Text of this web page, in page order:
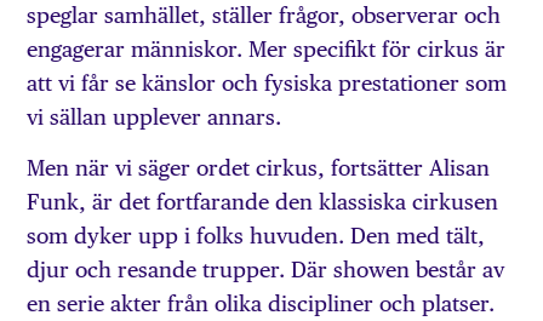
speglar samhället, ställer frågor, observerar och
engagerar människor. Mer specifikt för cirkus är
att vi får se känslor och fysiska prestationer som
vi sällan upplever annars.
Men när vi säger ordet cirkus, fortsätter Alisan
Funk, är det fortfarande den klassiska cirkusen
som dyker upp i folks huvuden. Den med tält,
djur och resande trupper. Där showen består av
en serie akter från olika discipliner och platser.